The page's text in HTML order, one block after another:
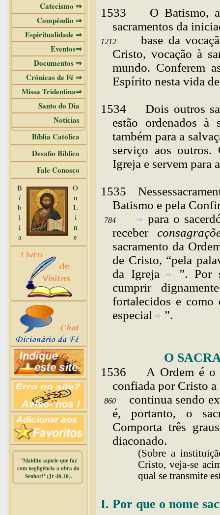
Catecismo ⇒
Compêndio ⇒
Espiritualidade ⇒
Eventos⇒
Documentos ⇒
Crônicas de Fé ⇒
Missa Tridentina⇒
Santo do Dia
Notícias
Bíblia Católica
Desafio Bíblico
Fale Conosco
B
í
b
l
i
a
O
n
L
i
n
e
"Maldito aquele que faz
com negligência a obra do
Senhor!"(Jr 48,10).
1533 OBatismo,
sacramentos da
1212 base da
Cristo, vocação à
mundo. Conferem
Espírito nesta vida
1534
Dois outros
estão ordenados à
também para a
serviço aos outros.
Igreja e servem para
1535 Nesses
Batismo e pela
784
para o
receber
sacramento da
de Cristo, “pela
da Igreja
”. Por
cumprir
fortalecidos e como
especial
”.
O
1536 A Ordem é o
confiada por Cristo
860 continua sendo
é, portanto, o
Comporta três
diaconado.
(Sobre a
Cristo, veja-se
qual se transmite
I. Por que o nome